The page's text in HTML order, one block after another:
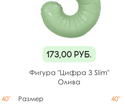
40"
173,00 руб.
Фигура "Цифра 3 Slim"
Олива
Размер 40"